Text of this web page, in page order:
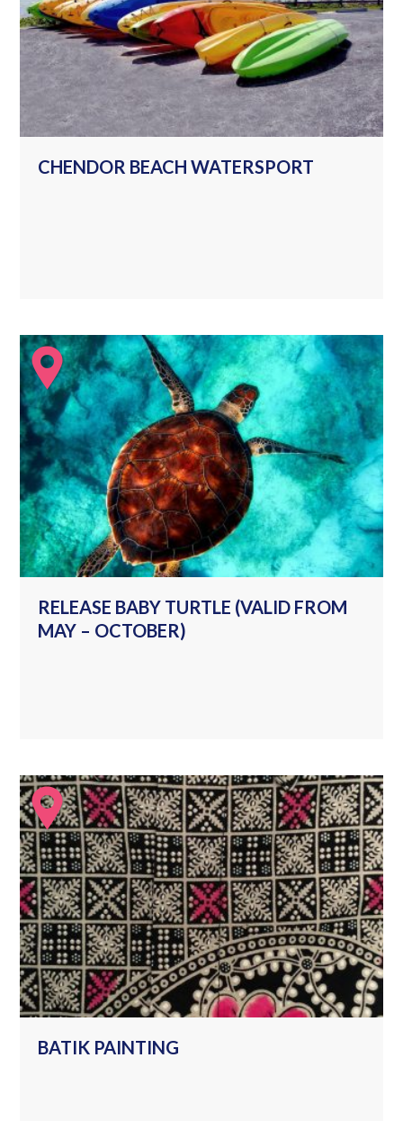
CHENDOR BEACH WATERSPORT
RELEASE BABY TURTLE (VALID FROM
MAY – OCTOBER)
BATIK PAINTING